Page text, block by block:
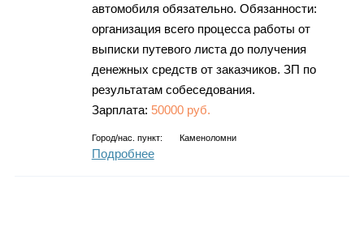
Карты
Фотогалерея
автомобиля обязательно. Обязанности:
организация всего процесса работы от
выписки путевого листа до получения
денежных средств от заказчиков. ЗП по
результатам собеседования.
Зарплата: 50000 руб.
Город/нас. пункт: Каменоломни
Подробнее